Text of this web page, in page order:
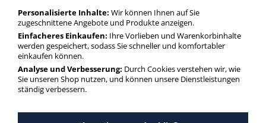
Versandtaschen C4 mit Fenster haftklebend in bester
Qualität zum günstigen Preis. Finden Sie schnell
Versandtaschen C4 mit Fenster haftklebend mit unserer
Filter-Funktion.
Versandtaschen C4 mit Fenster haftklebend
Personalisierte Inhalte: Wir können Ihnen auf Sie
zugeschnittene Angebote und Produkte anzeigen.
Einfacheres Einkaufen: Ihre Vorlieben und Warenkorbinhalte
werden gespeichert, sodass Sie schneller und komfortabler
einkaufen können.
Analyse und Verbesserung: Durch Cookies verstehen wir, wie
Sie unseren Shop nutzen, und können unsere Dienstleistungen
ständig verbessern.